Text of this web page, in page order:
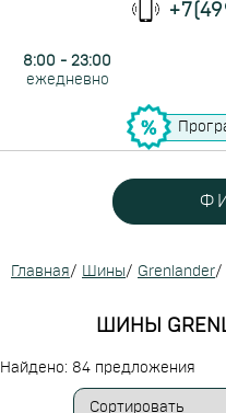
8:00 - 23:00
ежедневно
Главная/ Шины/ Grenlander/
ШИНЫ
Найдено: 84 предложения